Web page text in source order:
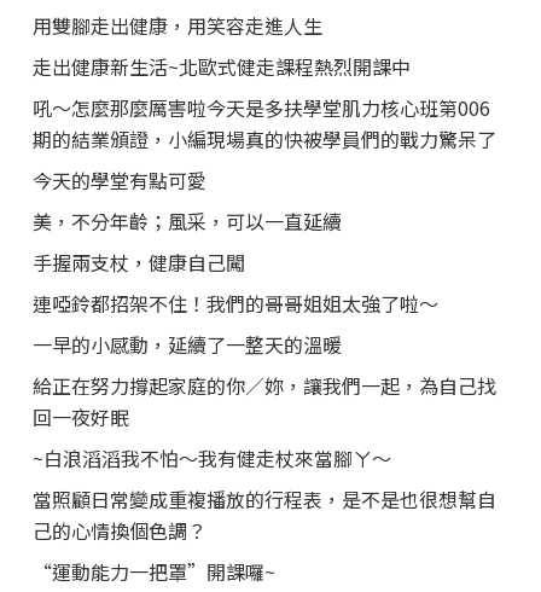
用雙腳走出健康，用笑容走進人生
走出健康新生活~北歐式健走課程熱烈開課中
吼～怎麼那麼厲害啦今天是多扶學堂肌力核心班第006
期的結業頒證，小編現場真的快被學員們的戰力驚呆了
今天的學堂有點可愛
美，不分年齡；風采，可以一直延續
手握兩支杖，健康自己闖
連啞鈴都招架不住！我們的哥哥姐姐太強了啦～
一早的小感動，延續了一整天的溫暖
給正在努力撐起家庭的你／妳，讓我們一起，為自己找
回一夜好眠
~白浪滔滔我不怕～我有健走杖來當腳ㄚ～
當照顧日常變成重複播放的行程表，是不是也很想幫自
己的心情換個色調？
“運動能力一把罩”開課囉~